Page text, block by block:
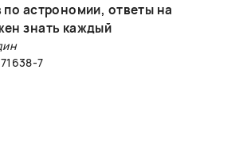
по астрономии, ответы на
знать каждый
7